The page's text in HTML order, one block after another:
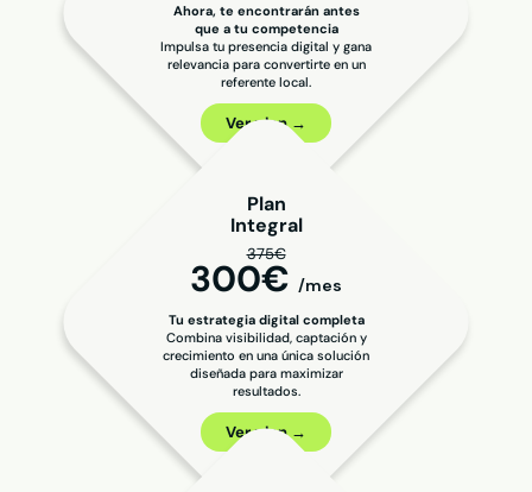
Ahora, te encontrarán antes
que a tu competencia
Impulsa tu presencia digital y gana
relevancia para convertirte en un
referente local.
Ver plan →
Plan
Integral
375€
300€ /mes
Tu estrategia digital completa
Combina visibilidad, captación y
crecimiento en una única solución
diseñada para maximizar
resultados.
Ver plan →